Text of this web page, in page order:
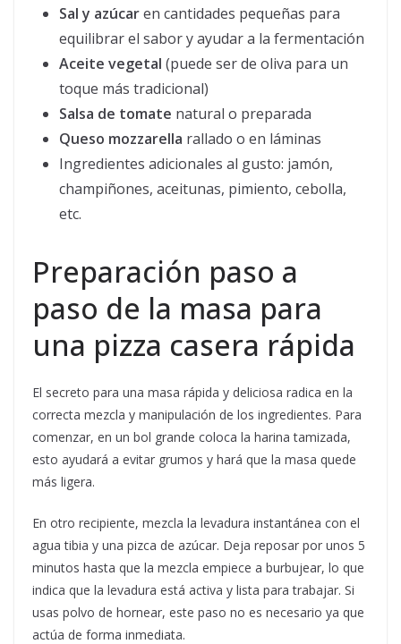
Sal y azúcaren cantidades pequeñas para
equilibrar el sabor y ayudar a la fermentación
Aceite vegetal (puede ser de oliva para un
toque más tradicional)
Salsa de tomate natural o preparada
Queso mozzarella rallado o en láminas
Ingredientes adicionales al gusto: jamón,
champiñones, aceitunas, pimiento, cebolla,
etc.
Preparación paso a
paso de la masa para
una pizza casera rápida
El secreto para una masa rápida y deliciosa radica en la
correcta mezcla y manipulación de los ingredientes. Para
comenzar, en un bol grande coloca la harina tamizada,
esto ayudará a evitar grumos y hará que la masa quede
más ligera.
En otro recipiente, mezcla la levadura instantánea con el
agua tibia y una pizca de azúcar. Deja reposar por unos 5
minutos hasta que la mezcla empiece a burbujear, lo que
indica que la levadura está activa y lista para trabajar. Si
usas polvo de hornear, este paso no es necesario ya que
actúa de forma inmediata.